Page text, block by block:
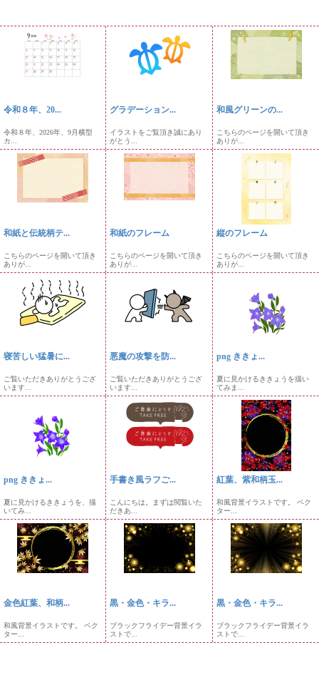
令和８年、20...
令和８年、2026年、9月横型
カ...
グラデーション...
イラストをご覧頂き誠にあり
がとう...
和風グリーンの...
こちらのページを開いて頂き
ありが...
和紙と伝統柄テ...
こちらのページを開いて頂き
ありが...
和紙のフレーム
こちらのページを開いて頂き
ありが...
縦のフレーム
こちらのページを開いて頂き
ありが...
寝苦しい猛暑に...
ご覧いただきありがとうござ
います...
悪魔の攻撃を防...
ご覧いただきありがとうござ
います...
png ききょ...
夏に見かけるききょうを描い
てみま...
png ききょ...
夏に見かけるききょうを、描
いてみ...
手書き風ラフご...
こんにちは。まずは閲覧いた
だきあ...
紅葉、紫和柄玉...
和風背景イラストです。 ベク
ター...
金色紅葉、和柄...
和風背景イラストです。 ベク
ター...
黒・金色・キラ...
ブラックフライデー背景イラ
ストで...
黒・金色・キラ...
ブラックフライデー背景イラ
ストで...